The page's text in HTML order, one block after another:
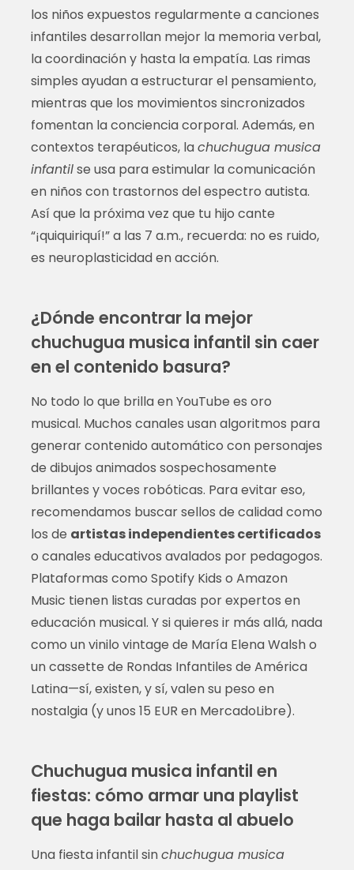
los niños expuestos regularmente a canciones
infantiles desarrollan mejor la memoria verbal,
la coordinación y hasta la empatía. Las rimas
simples ayudan a estructurar el pensamiento,
mientras que los movimientos sincronizados
fomentan la conciencia corporal. Además, en
contextos terapéuticos, lachuchugua musica
infantilse usa para estimular la comunicación
en niños con trastornos del espectro autista.
Así que la próxima vez que tu hijo cante
“¡quiquiriquí!” a las 7 a.m., recuerda: no es ruido,
es neuroplasticidad en acción.
¿Dónde encontrar la mejor
chuchugua musica infantil sin caer
en el contenido basura?
No todo lo que brilla en YouTube es oro
musical. Muchos canales usan algoritmos para
generar contenido automático con personajes
de dibujos animados sospechosamente
brillantes y voces robóticas. Para evitar eso,
recomendamos buscar sellos de calidad como
los de artistas independientes certificados
o canales educativos avalados por pedagogos.
Plataformas como Spotify Kids o Amazon
Music tienen listas curadas por expertos en
educación musical. Y si quieres ir más allá, nada
como un vinilo vintage de María Elena Walsh o
un cassette de Rondas Infantiles de América
Latina—sí, existen, y sí, valen su peso en
nostalgia (y unos 15 EUR en MercadoLibre).
Chuchugua musica infantil en
fiestas: cómo armar una playlist
que haga bailar hasta al abuelo
Una fiesta infantil sinchuchugua musica